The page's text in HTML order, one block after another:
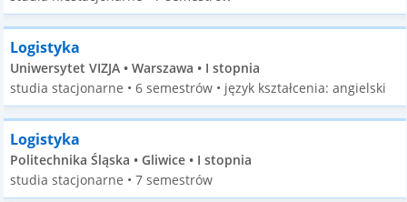
Logistyka
Uniwersytet VIZJA • Warszawa • I stopnia
studia stacjonarne • 6 semestrów • język kształcenia: angielski
Logistyka
Politechnika Śląska • Gliwice • I stopnia
studia stacjonarne • 7 semestrów